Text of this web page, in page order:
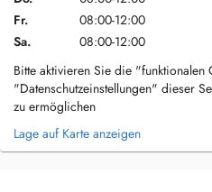
Fr.
08:00-12:00
Sa.
08:00-12:00
Bitte aktivieren Sie die
"Datenschutzeinstellungen" dieser
zu ermöglichen
Lage auf Karte anzeigen